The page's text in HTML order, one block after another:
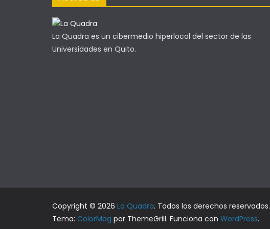
La Quadra es un cibermedio hiperlocal del sector de las
Universidades en Quito.
Copyright © 2026 La Quadra. Todos los derechos reservados.
Tema: ColorMag por ThemeGrill. Funciona con WordPress.